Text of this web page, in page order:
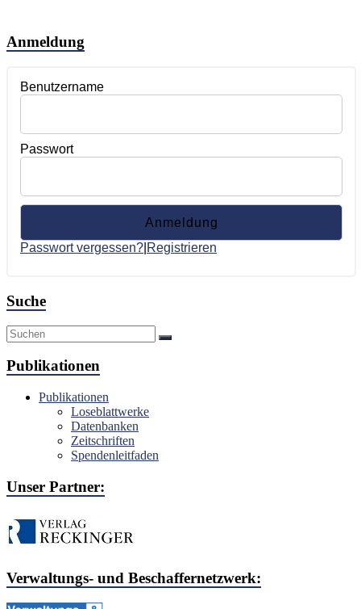
Anmeldung
Benutzername
Passwort
Passwort vergessen? Registrieren
Suche
Publikationen
Publikationen
Loseblattwerke
Datenbanken
Zeitschriften
Spendenleitfaden
Unser Partner:
Verwaltungs- und Beschaffernetzwerk: